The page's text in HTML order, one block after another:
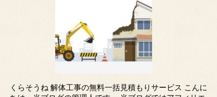
くらそうね 解体工事の無料一括見積もりサービス こんに